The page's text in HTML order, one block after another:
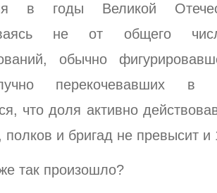
в годы Великой
не от общего
обычно
перекочевавших в
что доля активно
полков и бригад не превысит и
так произошло?